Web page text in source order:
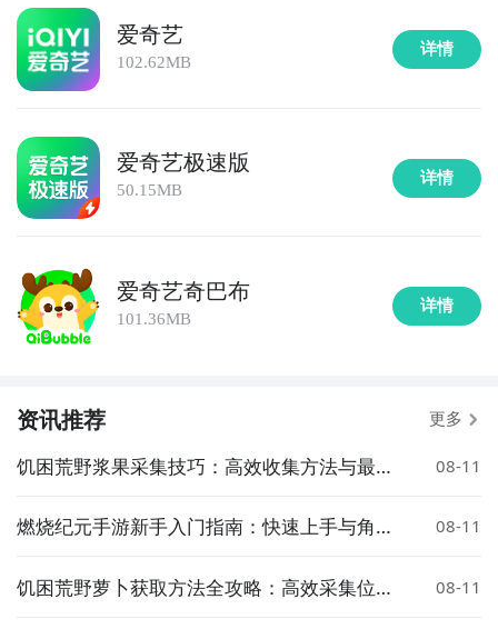
爱奇艺
102.62MB
详情
爱奇艺极速版
50.15MB
详情
爱奇艺奇巴布
101.36MB
详情
资讯推荐 更多
饥困荒野浆果采集技巧：高效收集方法与最佳
08-11
燃烧纪元手游新手入门指南：快速上手与角色
08-11
饥困荒野萝卜获取方法全攻略：高效采集位置
08-11